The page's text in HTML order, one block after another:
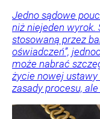
Jedno sądowe
niż niejeden wyrok.
stosowaną przez
oświadczeń”,
może nabrać
życie nowej
zasady procesu,